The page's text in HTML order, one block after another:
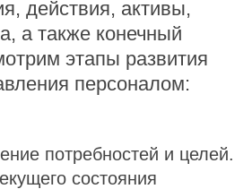
действия, активы,
а также конечный
этапы развития
персоналом:
потребностей и целей.
состояния